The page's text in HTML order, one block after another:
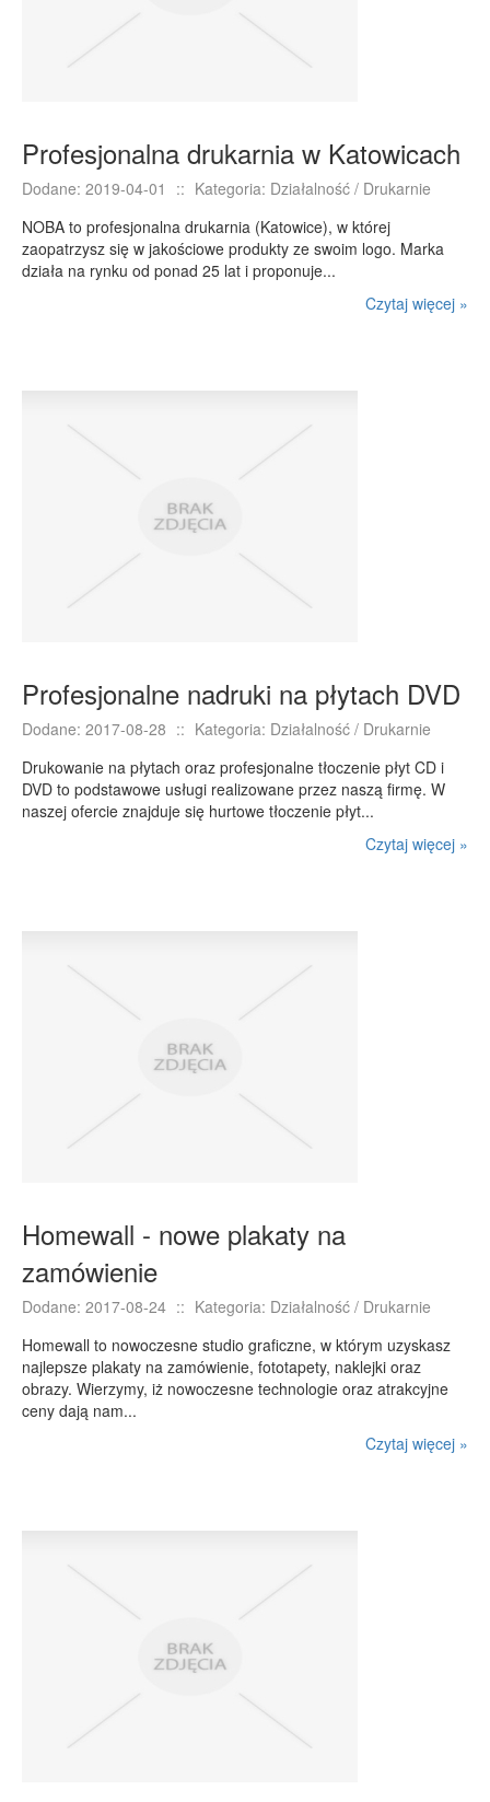
E-BIZNES
Biżuteria
Wyposażenie Wnętrz
Wyposażenie Łazienki
Odzież
Sport
Elektronika, RTV, AGD
Materiały Eksploatacyjne
Narzędzia
Transport
Części Samochodowe
Wynajem
Usługi Motoryzacyjne
Inne Agencje
Imprezy Integracyjne
Zajęcia Sportowe i Rekreacyjne
SPECJALIZACJA
Fotografia
Adwokaci, Porady Prawne
Sprzątanie, Porządkowanie
Serwis
Inne Usługi
WAKACJE
Dietetyka, Odchudzanie
Salony Kosmetyczne
Sprzęt Medyczny
Profesjonalna drukarnia w Katowicach
Dodane: 2019-04-01 :: Kategoria: Działalność / Drukarnie
NOBA to profesjonalna drukarnia (Katowice), w której
zaopatrzysz się w jakościowe produkty ze swoim logo. Marka
działa na rynku od ponad 25 lat i proponuje...
Czytaj więcej »
Profesjonalne nadruki na płytach DVD
Dodane: 2017-08-28 :: Kategoria: Działalność / Drukarnie
Drukowanie na płytach oraz profesjonalne tłoczenie płyt CD i
DVD to podstawowe usługi realizowane przez naszą firmę. W
naszej ofercie znajduje się hurtowe tłoczenie płyt...
Czytaj więcej »
Homewall - nowe plakaty na
zamówienie
Dodane: 2017-08-24 :: Kategoria: Działalność / Drukarnie
Homewall to nowoczesne studio graficzne, w którym uzyskasz
najlepsze plakaty na zamówienie, fototapety, naklejki oraz
obrazy. Wierzymy, iż nowoczesne technologie oraz atrakcyjne
ceny dają nam...
Czytaj więcej »